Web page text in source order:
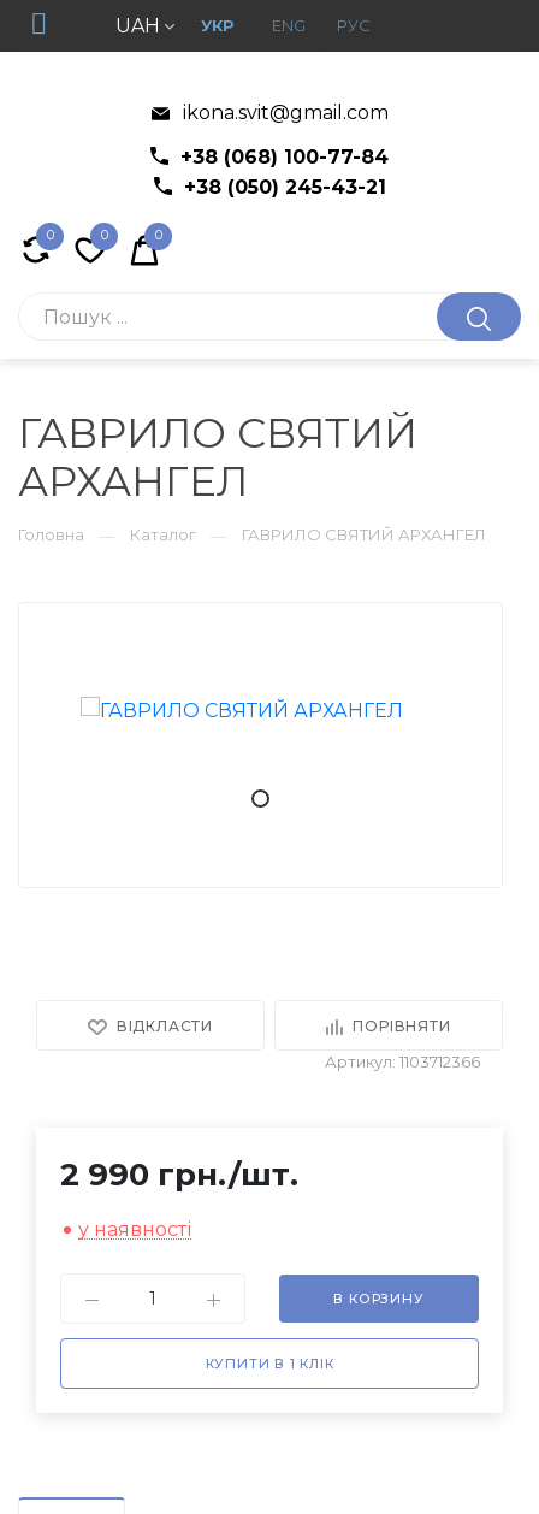
UAH УКР ENG РУС
ikona.svit@gmail.com
+38 (068) 100-77-84
+38 (050) 245-43-21
0 0 0
ГАВРИЛО СВЯТИЙ
АРХАНГЕЛ
Головна — Каталог — ГАВРИЛО СВЯТИЙ АРХАНГЕЛ
ВІДКЛАСТИ ПОРІВНЯТИ
Артикул: 1103712366
2 990 грн./шт.
у наявності
В КОРЗИНУ
КУПИТИ В 1 КЛІК